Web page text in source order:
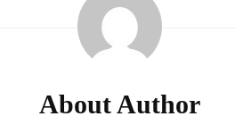
About Author